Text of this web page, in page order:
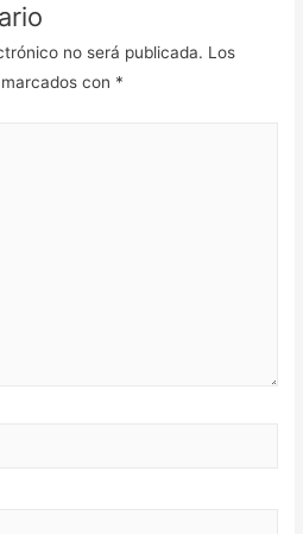
no será publicada. Los
con *